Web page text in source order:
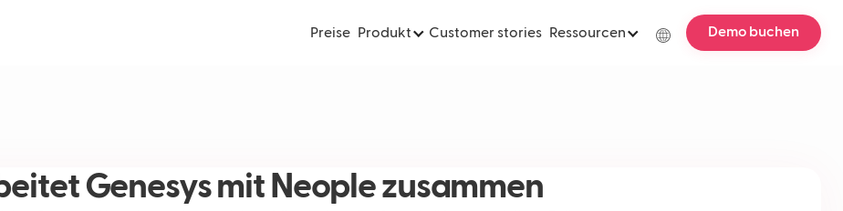
Preise Produkt Customer stories Ressourcen Demo buchen
Genesys mit Neople zusammen